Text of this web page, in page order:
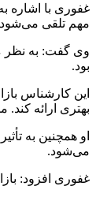
غفوری با
مهم تلقی
وی گفت: به نظر
بود.
این کارشناس
بهتری ارائه
او همچنین به
می‌شود.
غفوری افزود: